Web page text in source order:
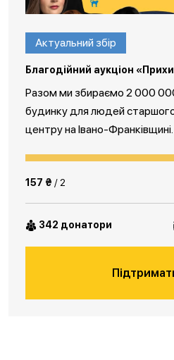
Актуальний збір
Благодійний аукціон
Разом ми збираємо 2 000
будинку для людей
центру на Івано-Франківщині.
157 ₴ / 2
342 донатори